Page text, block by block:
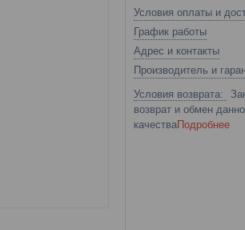
Условия оплаты и
График работы
Адрес и контакты
Производитель и
возврат и обмен
качестваПодробнее